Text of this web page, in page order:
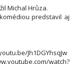
Michal Hrůza.
predstavil aj
Jh1DGYhsqJw
watch?